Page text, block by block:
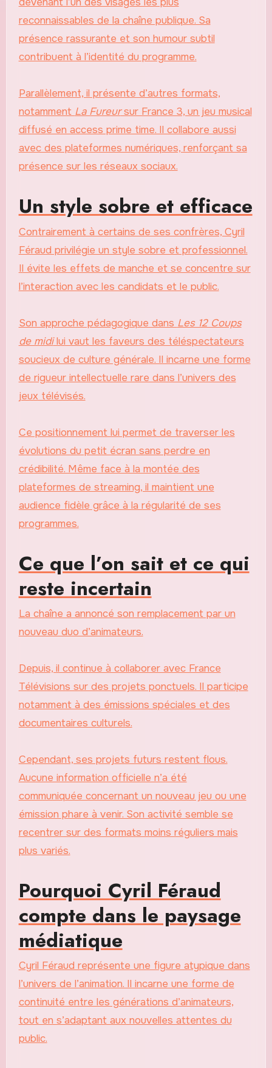
reconnaissables de la chaîne publique. Sa
présence rassurante et son humour subtil
contribuent à l’identité du programme.
Parallèlement, il présente d’autres formats,
notamment La Fureursur France 3, un jeu musical
diffusé en access prime time. Il collabore aussi
avec des plateformes numériques, renforçant sa
présence sur les réseaux sociaux.
Un style sobre et efficace
Contrairement à certains de ses confrères, Cyril
Féraud privilégie un style sobre et professionnel.
Il évite les effets de manche et se concentre sur
l’interaction avec les candidats et le public.
Son approche pédagogique dans Les 12 Coups
de midilui vaut les faveurs des téléspectateurs
soucieux de culture générale. Il incarne une forme
de rigueur intellectuelle rare dans l’univers des
jeux télévisés.
Ce positionnement lui permet de traverser les
évolutions du petit écran sans perdre en
crédibilité. Même face à la montée des
plateformes de streaming, il maintient une
audience fidèle grâce à la régularité de ses
programmes.
Ce que l’on sait et ce qui
reste incertain
La chaîne a annoncé son remplacement par un
nouveau duo d’animateurs.
Depuis, il continue à collaborer avec France
Télévisions sur des projets ponctuels. Il participe
notamment à des émissions spéciales et des
documentaires culturels.
Cependant, ses projets futurs restent flous.
Aucune information officielle n’a été
communiquée concernant un nouveau jeu ou une
émission phare à venir. Son activité semble se
recentrer sur des formats moins réguliers mais
plus variés.
Pourquoi Cyril Féraud
compte dans le paysage
médiatique
Cyril Féraud représente une figure atypique dans
l’univers de l’animation. Il incarne une forme de
continuité entre les générations d’animateurs,
tout en s’adaptant aux nouvelles attentes du
public.